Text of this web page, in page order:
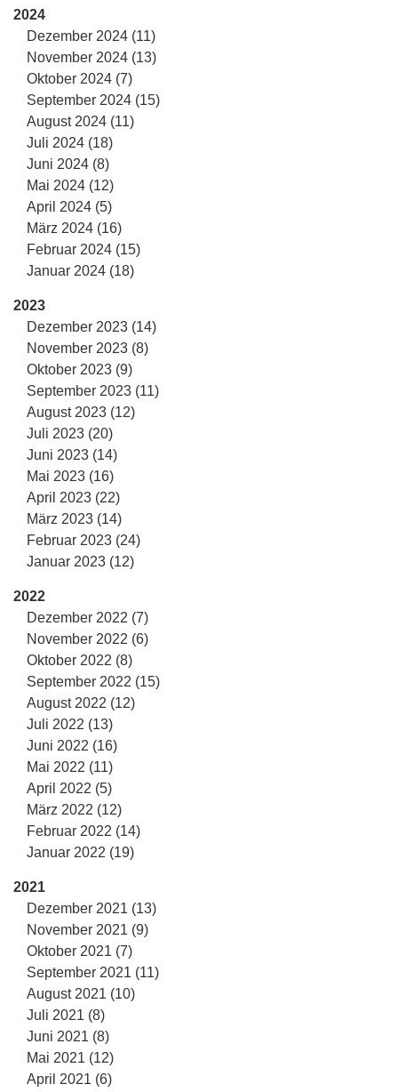
2024
Dezember 2024 (11)
November 2024 (13)
Oktober 2024 (7)
September 2024 (15)
August 2024 (11)
Juli 2024 (18)
Juni 2024 (8)
Mai 2024 (12)
April 2024 (5)
März 2024 (16)
Februar 2024 (15)
Januar 2024 (18)
2023
Dezember 2023 (14)
November 2023 (8)
Oktober 2023 (9)
September 2023 (11)
August 2023 (12)
Juli 2023 (20)
Juni 2023 (14)
Mai 2023 (16)
April 2023 (22)
März 2023 (14)
Februar 2023 (24)
Januar 2023 (12)
2022
Dezember 2022 (7)
November 2022 (6)
Oktober 2022 (8)
September 2022 (15)
August 2022 (12)
Juli 2022 (13)
Juni 2022 (16)
Mai 2022 (11)
April 2022 (5)
März 2022 (12)
Februar 2022 (14)
Januar 2022 (19)
2021
Dezember 2021 (13)
November 2021 (9)
Oktober 2021 (7)
September 2021 (11)
August 2021 (10)
Juli 2021 (8)
Juni 2021 (8)
Mai 2021 (12)
April 2021 (6)